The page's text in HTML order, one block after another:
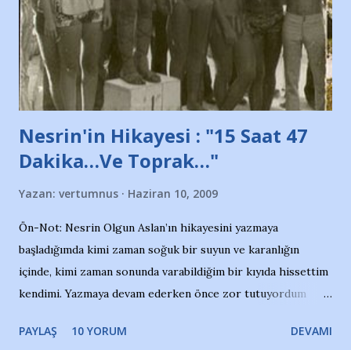
ait tanıtıcı ilanların asılmasına izin veren Bursa Büyükşehir
Belediyesi ile mağazaların bulunduğu alışveriş merkezlerini
de kınıyoruz'' diye de eklemiş .. Blogumuzda okuduğum bu
yazının hemen ardından bu habe...
Nesrin'in Hikayesi : "15 Saat 47
Dakika…Ve Toprak…"
Yazan: vertumnus Haziran 10, 2009
Ön-Not: Nesrin Olgun Aslan’ın hikayesini yazmaya
başladığımda kimi zaman soğuk bir suyun ve karanlığın
içinde, kimi zaman sonunda varabildiğim bir kıyıda hissettim
kendimi. Yazmaya devam ederken önce zor tutuyordum
Yazımı, ağlayarak bitirebildim ancak…Kendisinin web
PAYLAŞ 10 YORUM DEVAMI